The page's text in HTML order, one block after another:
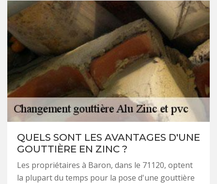
QUELS SONT LES AVANTAGES D'UNE
GOUTTIÈRE EN ZINC ?
Les propriétaires à Baron, dans le 71120, optent
la plupart du temps pour la pose d'une gouttière